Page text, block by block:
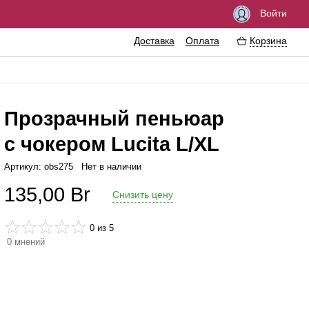
Войти
Доставка Оплата Корзина
средства
гигиена
масла
Эротические сувениры
Прозрачный пеньюар
с чокером Lucita L/XL
Артикул: obs275 Нет в наличии
135,00 Br Снизить цену
0 из 5
0 мнений